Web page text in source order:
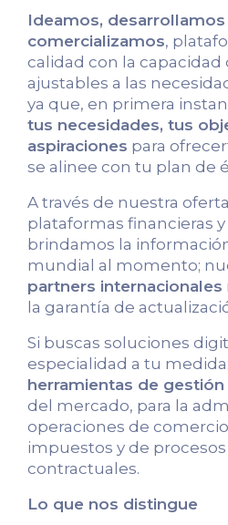
Ideamos, desarrollamos
comercializamos,
calidad con la capacidad
ajustables a las
ya que, en primera
tus necesidades, tus
aspiraciones para
se alinee con tu plan de
A través de nuestra
plataformas financieras
brindamos la
mundial al momento;
partners internacionales
la garantía de
Si buscas soluciones
especialidad a tu
herramientas de
del mercado, para la
operaciones de
impuestos y de
contractuales.
Lo que nos distingue